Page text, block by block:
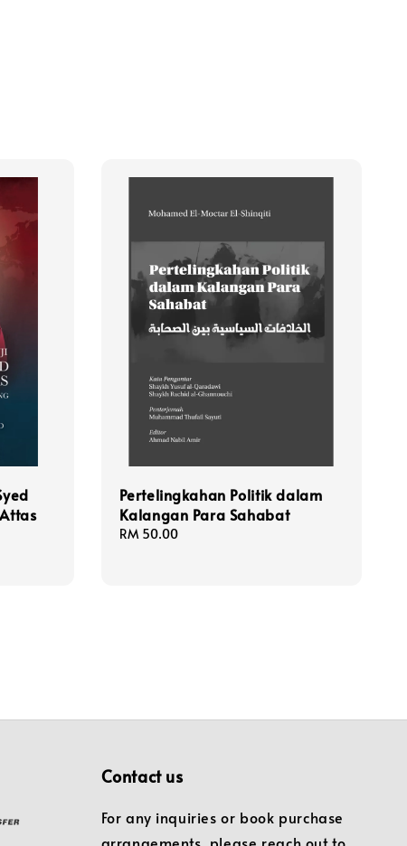
Pertelingkahan Politik dalam
Kalangan Para Sahabat
Regular
RM 50.00
Contact us
For any inquiries or book purchase